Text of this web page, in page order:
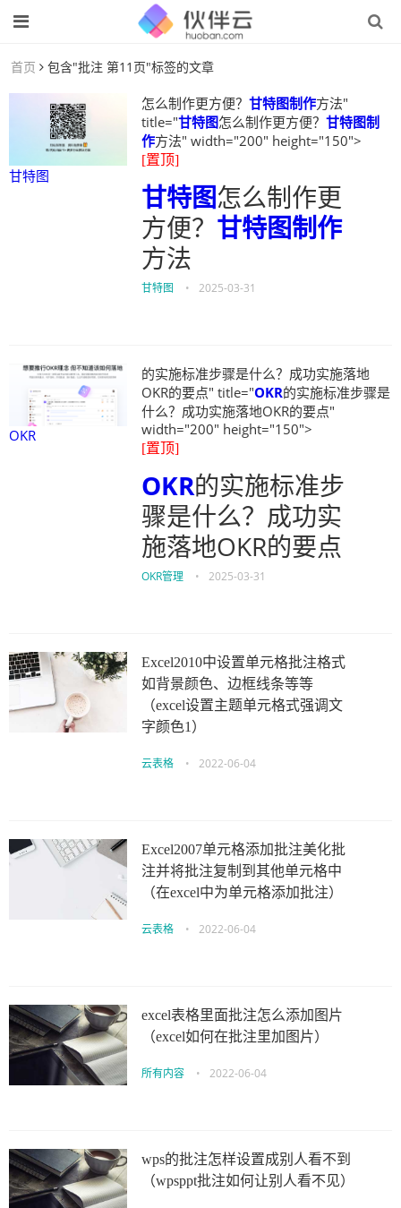
首页 包含"批注 第11页"标签的文章
甘特图
怎么制作更方便？ 甘特图制作方法"
title="甘特图怎么制作更方便？ 甘特图制
作方法" width="200" height="150">
[置顶]
甘特图怎么制作更
方便？ 甘特图制作
方法
甘特图 • 2025-03-31
OKR
的实施标准步骤是什么？成功实施落地
OKR的要点" title="OKR的实施标准步骤是
什么？成功实施落地OKR的要点"
width="200" height="150">
[置顶]
OKR的实施标准步
骤是什么？成功实
施落地OKR的要点
OKR管理 • 2025-03-31
Excel2010中设置单元格批注格式
如背景颜色、边框线条等等
（excel设置主题单元格式强调文
字颜色1）
云表格 • 2022-06-04
Excel2007单元格添加批注美化批
注并将批注复制到其他单元格中
（在excel中为单元格添加批注）
云表格 • 2022-06-04
excel表格里面批注怎么添加图片
（excel如何在批注里加图片）
所有内容 • 2022-06-04
wps的批注怎样设置成别人看不到
（wpsppt批注如何让别人看不见）